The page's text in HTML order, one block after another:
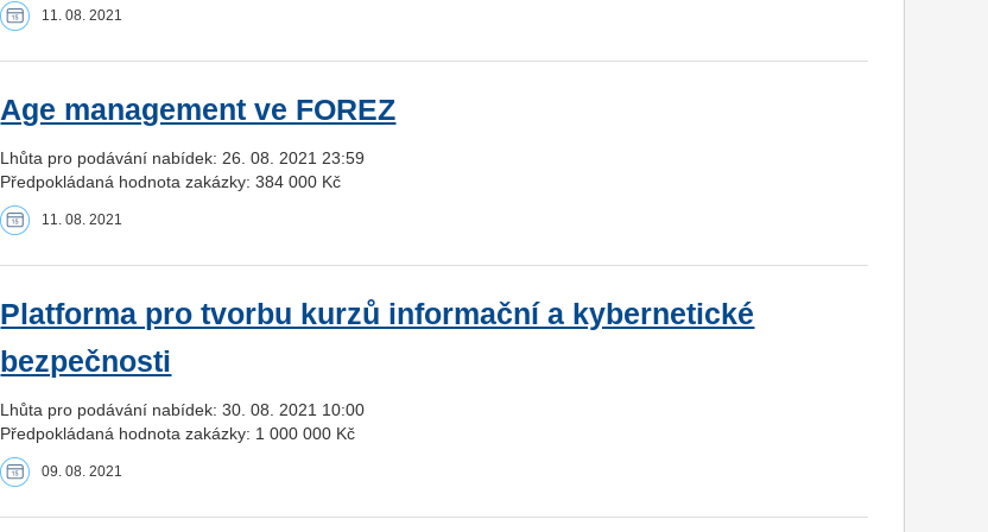
11. 08. 2021
Age management ve FOREZ
Lhůta pro podávání nabídek: 26. 08. 2021 23:59
Předpokládaná hodnota zakázky: 384 000 Kč
11. 08. 2021
Platforma pro tvorbu kurzů informační a kybernetické
bezpečnosti
Lhůta pro podávání nabídek: 30. 08. 2021 10:00
Předpokládaná hodnota zakázky: 1 000 000 Kč
09. 08. 2021